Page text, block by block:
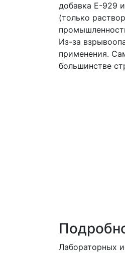
добавка Е-929
(только
Из-за
применения.
большинстве
Лабораторных